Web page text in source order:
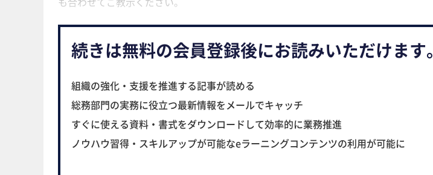
続きは無料の会員登録後にお読みいただけます。
組織の強化・支援を推進する記事が読める
総務部門の実務に役立つ最新情報をメールでキャッチ
すぐに使える資料・書式をダウンロードして効率的に業務推進
ノウハウ習得・スキルアップが可能なeラーニングコンテンツの利用が可能に